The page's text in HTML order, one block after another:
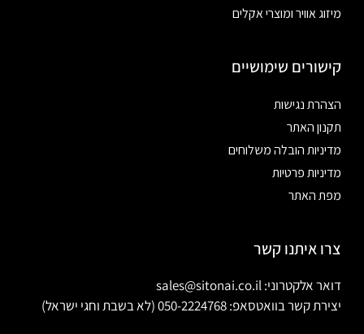
מיזוג אוויר ומוצרי אקלים
קישורים שימושיים
הצהרת נגישות
תקנון האתר
מדיניות הובלה משלוחים
מדיניות פרטיות
מפת האתר
צרו איתנו קשר
דואר אלקטרוני: sales@sitonai.co.il
יצירת קשר בוואטסאפ: 050-2224768 (לא בשבת וחגי ישראל)